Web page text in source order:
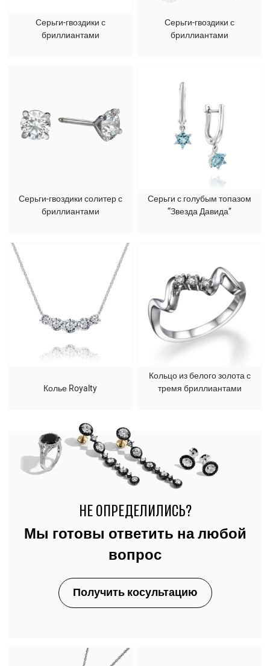
Серьги-гвоздики с
бриллиантами
Серьги-гвоздики с
бриллиантами
Серьги-гвоздики солитер с
бриллиантами
Серьги с голубым топазом
“Звезда Давида”
Колье Royalty
Кольцо из белого золота с
тремя бриллиантами
НЕ ОПРЕДЕЛИЛИСЬ?
Мы готовы ответить на любой
вопрос
Получить косультацию